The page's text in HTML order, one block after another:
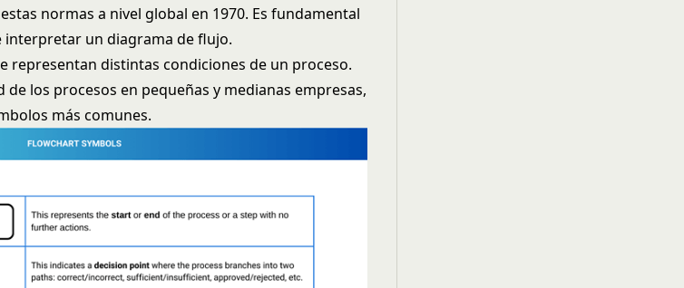
normas a nivel global en 1970. Es fundamental
un diagrama de flujo.
representan distintas condiciones de un proceso.
los procesos en pequeñas y medianas empresas,
más comunes.